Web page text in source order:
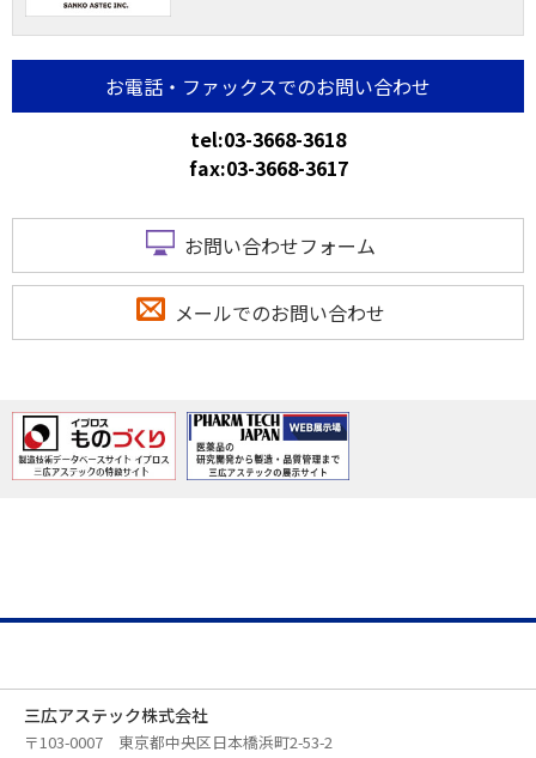
お電話・ファックスでのお問い合わせ
tel:03-3668-3618
fax:03-3668-3617
お問い合わせフォーム
メールでのお問い合わせ
三広アステック株式会社
〒103-0007 東京都中央区日本橋浜町2-53-2